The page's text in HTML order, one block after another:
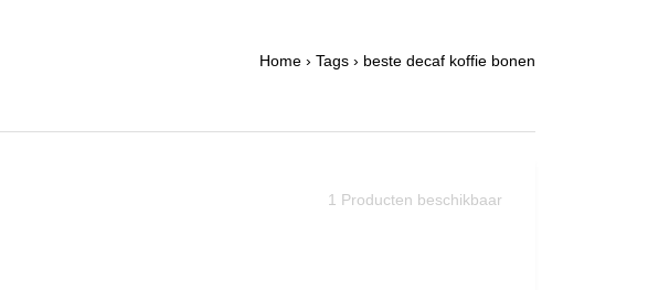
Home › Tags › beste decaf koffie bonen
1 Producten beschikbaar